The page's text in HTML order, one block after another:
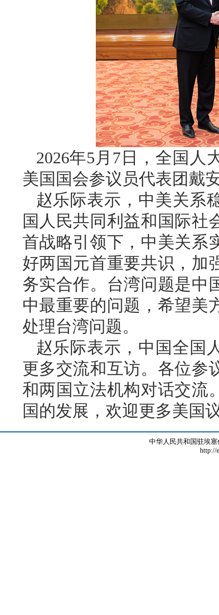
2026年5月7日，全国人
美国国会参议员代表团戴
赵乐际表示，中美关系
国人民共同利益和国际社
首战略引领下，中美关系
好两国元首重要共识，加
务实合作。台湾问题是中
中最重要的问题，希望美
处理台湾问题。
赵乐际表示，中国全国
更多交流和互访。各位参
和两国立法机构对话交流
国的发展，欢迎更多美国
中华人民共和国驻埃
http://